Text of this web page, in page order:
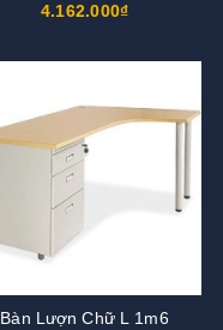
4.162.000₫
Bàn Lượn Chữ L 1m6